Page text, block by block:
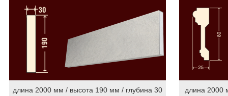
длина 2000 мм / высота 190 мм / глубина 30 длина 2000